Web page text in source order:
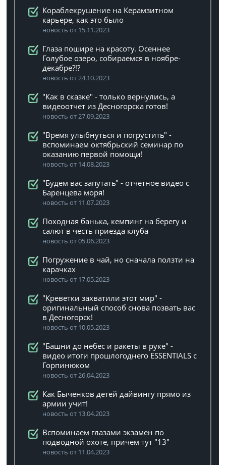
Кораблекрушение на Керамзитном
карьере, как это было
новость от 15.11.2023
Глаза пошире на красоту. Осеннее
Голубое озеро, собираемся в ноябре-
декабре?!?
новость от 24.10.2023
"Как в сказке" - только вернулись, а
видеоотчет из Десногорска готов!
новость от 27.09.2023
"Время улыбнуться и погрустить" -
вспоминаем октябрьский семинар по
оказанию первой помощи!
новость от 14.08.2023
"Будем вас запутать" - отчетное видео с
Баренцева моря!
новость от 11.07.2023
Походная банька, кемпинг на берегу и
салют в честь приезда клуба
новость от 05.06.2023
Погружение в чай, но сначала ползти на
карачках
новость от 17.05.2023
"Креветки захватили этот мир" -
оригинальный способ снова позвать вас
в Десногорск!
новость от 10.05.2023
"Башни до небес и ракеты в руке" -
видео итоги прошлогоднего ESSENTIALS с
Горпинюком
новость от 26.04.2023
Как Быченков детей дайвингу прямо из
армии учит!
новость от 13.04.2023
Вспоминаем глазами экзамен по
подводной охоте, причем тут "13"
новость от 11.04.2023